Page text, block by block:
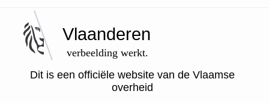
Vlaanderen
verbeelding werkt.
Dit is een officiële website van de Vlaamse
overheid